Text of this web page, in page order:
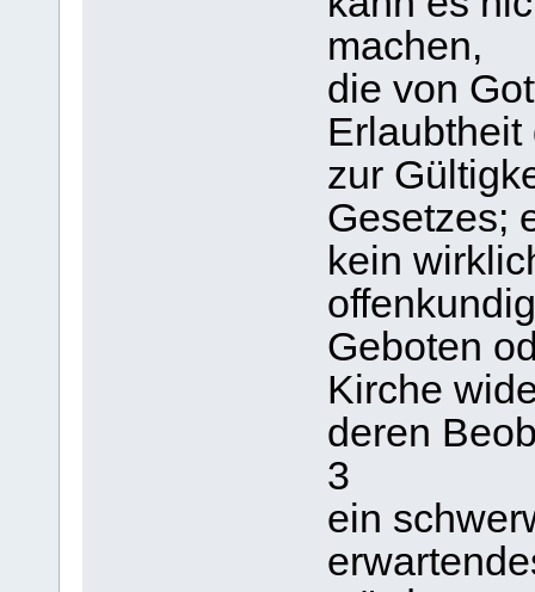
machen,
die von
Erlaubtheit
zur
Gesetzes;
kein
Geboten
Kirche
deren
3
ein